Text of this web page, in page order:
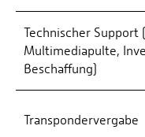
Technischer Support
Multimediapulte,
Beschaffung)
Transpondervergabe